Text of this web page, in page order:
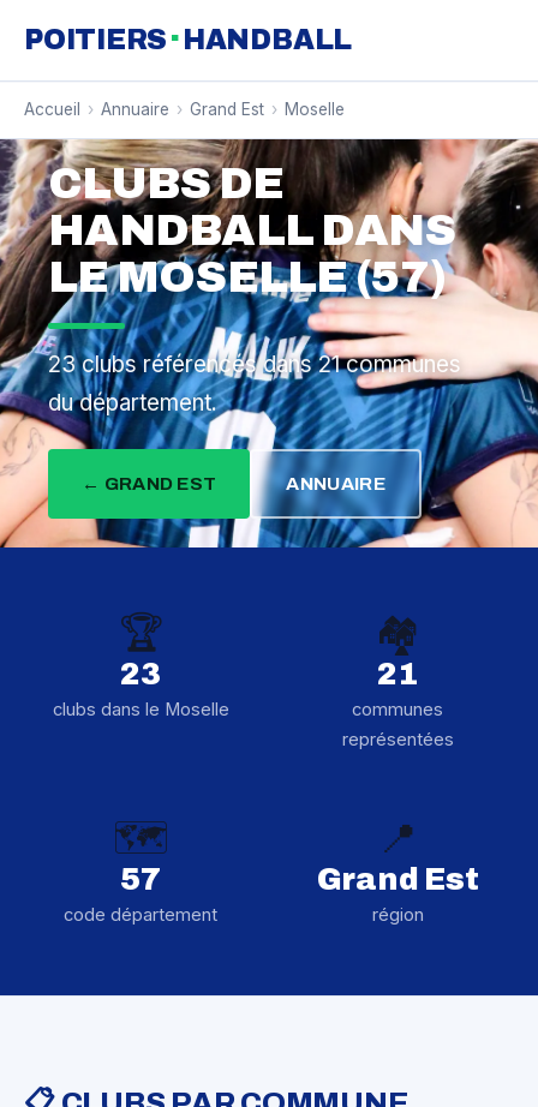
POITIERS · HANDBALL
Accueil › Annuaire › Grand Est › Moselle
CLUBS DE
HANDBALL DANS
LE MOSELLE (57)
23 clubs référencés dans 21 communes
du département.
← GRAND EST ANNUAIRE
🏆
23
clubs dans le Moselle
🏘️
21
communes
représentées
🗺️
57
code département
📍
Grand Est
région